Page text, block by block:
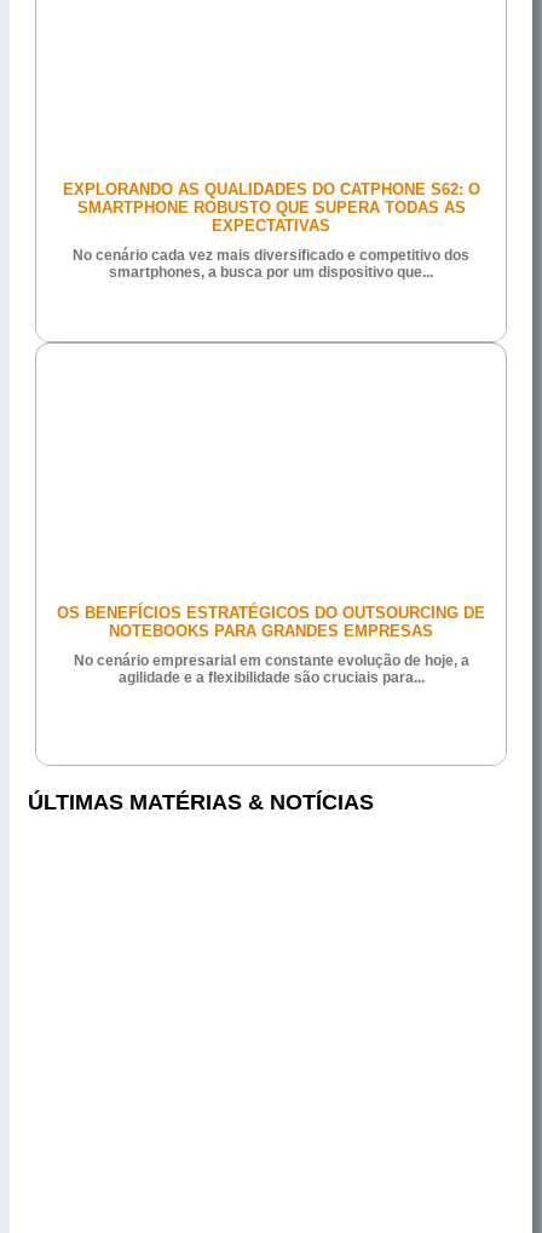
EXPLORANDO AS QUALIDADES DO CATPHONE S62: O
SMARTPHONE ROBUSTO QUE SUPERA TODAS AS
EXPECTATIVAS
No cenário cada vez mais diversificado e competitivo dos
smartphones, a busca por um dispositivo que...
OS BENEFÍCIOS ESTRATÉGICOS DO OUTSOURCING DE
NOTEBOOKS PARA GRANDES EMPRESAS
No cenário empresarial em constante evolução de hoje, a
agilidade e a flexibilidade são cruciais para...
ÚLTIMAS MATÉRIAS & NOTÍCIAS